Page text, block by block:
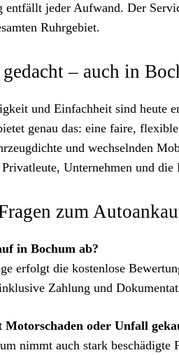
entfällt jeder Aufwand. Der
Ruhrgebiet.
– auch in
und Einfachheit sind heute
genau das: eine faire,
und wechselnden
Unternehmen und die
zum
in Bochum ab?
erfolgt die kostenlose
Zahlung und
Motorschaden oder Unfall
nimmt auch stark